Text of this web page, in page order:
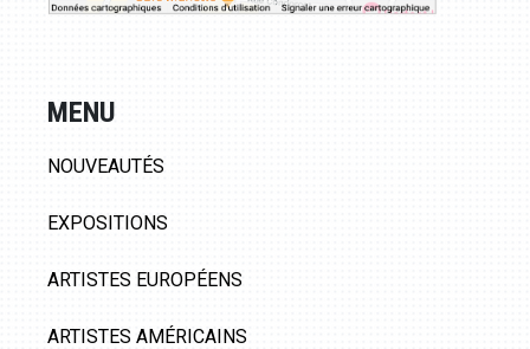
MENU
NOUVEAUTÉS
EXPOSITIONS
ARTISTES EUROPÉENS
ARTISTES AMÉRICAINS